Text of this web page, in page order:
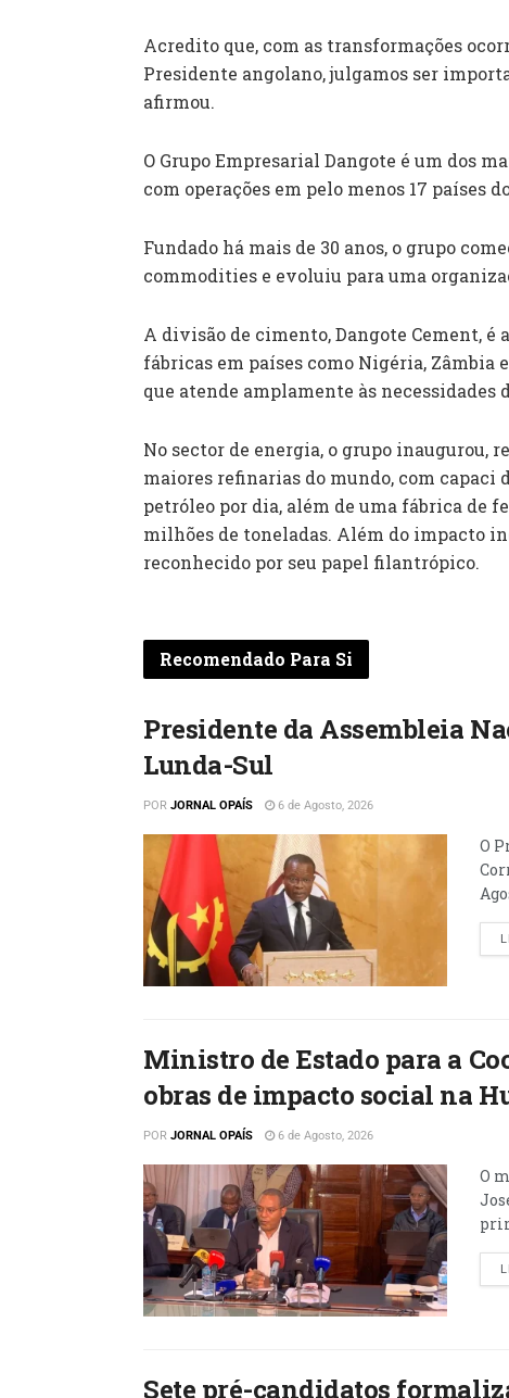
Acredito que, com as transformações
Presidente angolano, julgamos ser
afirmou.
O Grupo Empresarial Dangote é um dos
com operações em pelo menos 17 países
Fundado há mais de 30 anos, o grupo
commodities e evoluiu para uma
A divisão de cimento, Dangote Cement,
fábricas em países como Nigéria, Zâmbia
que atende amplamente às necessidades
No sector de energia, o grupo inaugurou,
maiores refinarias do mundo, com capaci
petróleo por dia, além de uma fábrica de
milhões de toneladas. Além do impacto
reconhecido por seu papel filantrópico.
Recomendado Para Si
Presidente da Assembleia
Lunda-Sul
POR JORNAL OPAÍS 6 de Agosto, 2026
O
Ministro de Estado para a
obras de impacto social na
POR JORNAL OPAÍS 6 de Agosto, 2026
O
Sete pré-candidatos